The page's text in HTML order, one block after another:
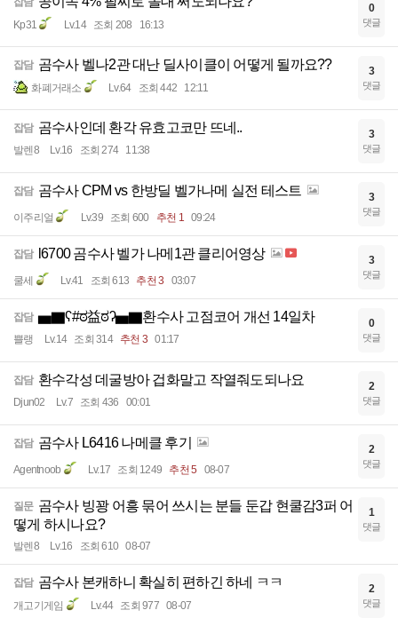
Kp31 Lv.14 조회 208 16:13
0
댓글
잡담 곰수사 벨나2관 대난 딜사이클이 어떻게 될까요??
화폐거래소 Lv.64 조회 442 12:11
3
댓글
잡담 곰수사인데 환각 유효고코만 뜨네..
발렌8 Lv.16 조회 274 11:38
3
댓글
잡담 곰수사 CPM vs 한방딜 벨가나메 실전 테스트
이주리얼 Lv.39 조회 600 추천 1 09:24
3
댓글
잡담 l6700 곰수사 벨가 나메1관 클리어영상
쿨세 Lv.41 조회 613 추천 3 03:07
3
댓글
잡담 ▅▇ʕ#ಠ益ಠʔ▅▇환수사 고점코어 개선 14일차
쁠랭 Lv.14 조회 314 추천 3 01:17
0
댓글
잡담 환수각성 데굴방아 겁화말고 작열줘도되나요
Djun02 Lv.7 조회 436 00:01
2
댓글
잡담 곰수사 L6416 나메클 후기
Agentnoob Lv.17 조회 1249 추천 5 08-07
2
댓글
질문 곰수사 빙꽝 어흥 묶어 쓰시는 분들 둔갑 현쿨감3퍼 어
떻게 하시나요?
발렌8 Lv.16 조회 610 08-07
1
댓글
잡담 곰수사 본캐하니 확실히 편하긴 하네 ㅋㅋ
개고기게임 Lv.44 조회 977 08-07
2
댓글